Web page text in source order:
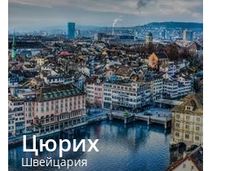
Цюрих
Швейцария